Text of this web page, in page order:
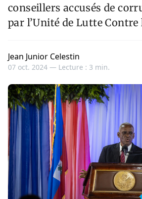
conseillers accusés de
par l’Unité de Lutte
Jean Junior Celestin
07 oct. 2024 — Lecture : 3 min.